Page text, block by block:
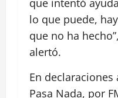
que intentó
lo que puede,
que no ha hecho”,
alertó.
En declaraciones
Pasa Nada, por